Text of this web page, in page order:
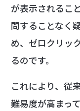
が表示されるこ
問することなく
め、ゼロクリッ
るのです。
これにより、従
難易度が高まって